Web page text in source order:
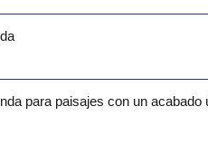
para paisajes con un